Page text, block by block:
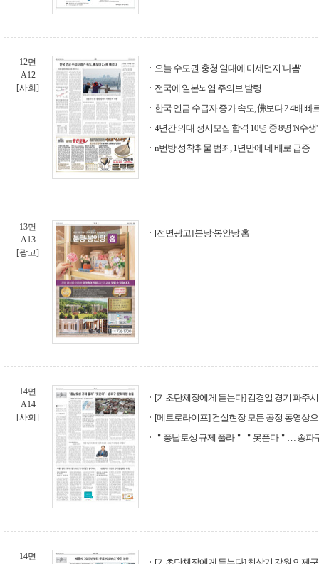
12면
A12
[사회]
오늘 수도권·충청 일대에 미세먼지 '나쁨'
전국에 일본뇌염 주의보 발령
한국 연금 수급자 증가 속도, 佛보다 2.4배 빠
4년간 의대 정시모집 합격 10명 중 8명 'N수생'
n번방 성착취물 범죄, 1년만에 네 배로 급증
13면
A13
[광고]
[전면광고] 분당·봉안당 홈
14면
A14
[사회]
[기초단체장에게 듣는다] 김경일 경기 파주
[메트로라이프] 건설현장 모든 공정 동영상
＂풍납토성 규제 풀라＂ ＂못푼다＂… 송파
14면